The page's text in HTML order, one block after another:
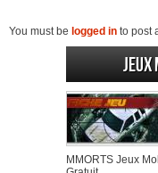
You must be logged in to post
Jeux
MMORTS Jeux